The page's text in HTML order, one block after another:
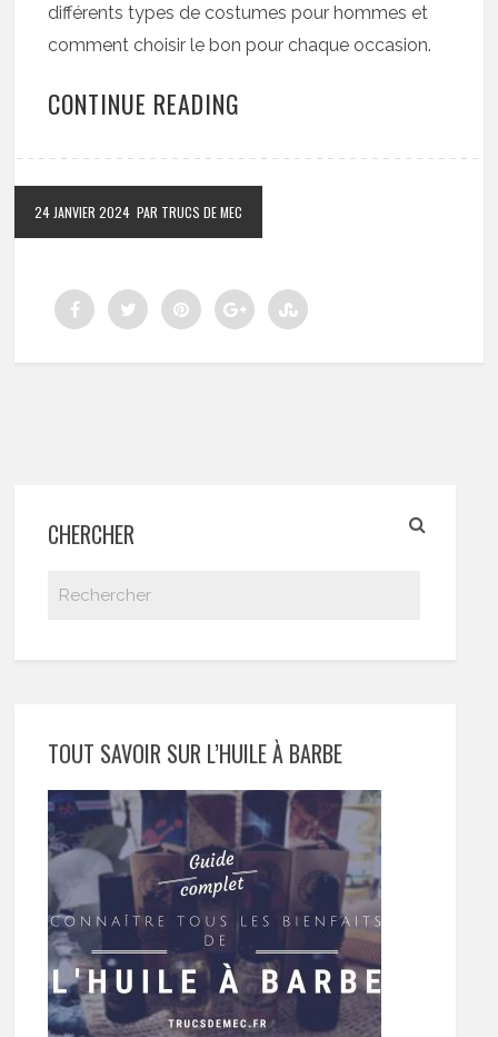
différents types de costumes pour hommes et
comment choisir le bon pour chaque occasion.
CONTINUE READING
24 JANVIER 2024 PAR TRUCS DE MEC
CHERCHER
TOUT SAVOIR SUR L’HUILE À BARBE